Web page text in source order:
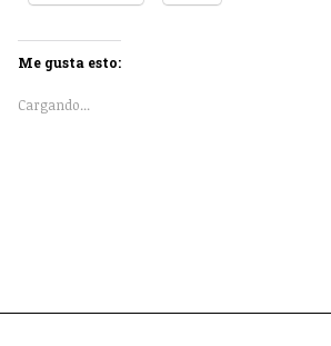
Me gusta esto:
Cargando...